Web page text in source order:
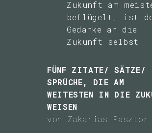
Zukünfte
Zukunfts-Ethik
Techno-Ethik
Zukunft am
beflügelt, ist
Gedanke an die
Zukunft selbst
FÜNF ZITATE/ SÄTZE/
SPRÜCHE, DIE AM
WEITESTEN IN DIE
WEISEN
von Zakarias Pasztor